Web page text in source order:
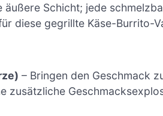
äußere Schicht; jede
diese gegrillte Käse-Burrito-
– Bringen den Geschmack
zusätzliche